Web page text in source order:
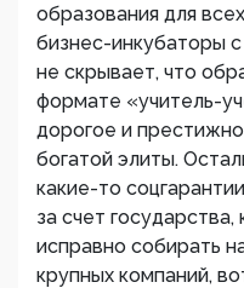
образования для
бизнес-инкубаторы
не скрывает, что
формате «учитель-
дорогое и
богатой элиты.
какие-то
за счет
исправно собирать
крупных компаний,